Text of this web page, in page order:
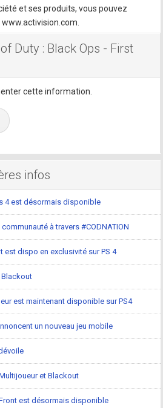
et ses produits, vous pouvez
Duty : Black Ops - First
cette information.
infos
4 est désormais disponible
à travers #CODNATION
est dispo en exclusivité sur PS 4
Blackout
est maintenant disponible sur PS4
un nouveau jeu mobile
et Blackout
est désormais disponible